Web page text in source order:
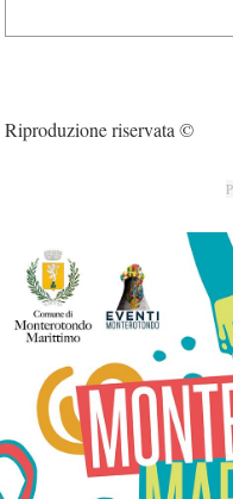
Riproduzione riservata ©